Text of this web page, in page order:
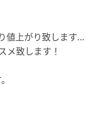
値上がり致します…
メ致します！